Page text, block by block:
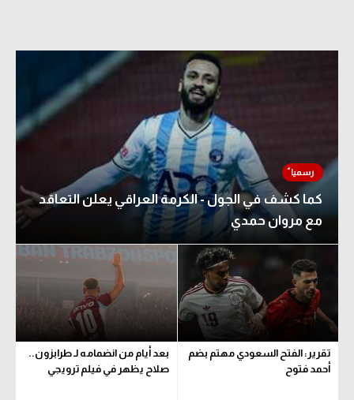
كما كشف في الجول - الكرمة العراقي يعلن التعاقد
مع مروان حمدي
تقرير: الفتح السعودي مهتم بضم
أحمد فتوح
بعد أيام من انضمامه لـ طرابزون..
صلاح يظهر في فيلم ترويجي